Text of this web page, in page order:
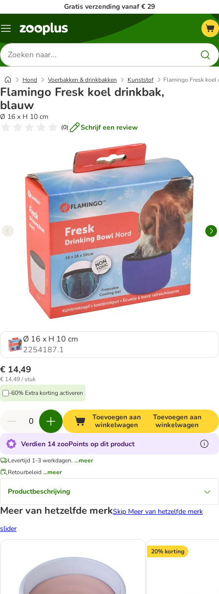
Gratis verzending vanaf € 29
Menu
Zoeken
naar
producten
Hond Voerbakken & drinkbakken Kunststof Flamingo Fresk
Flamingo Fresk koel drinkbak,
blauw
Ø 16 x H 10 cm
(0) Schrijf een review
Ø 16 x H 10 cm
2254187.1
€ 14,49
€ 14,49 / stuk
-60% Extra korting activeren
Toevoegen aan
winkelwagen
Toevoegen aan
winkelwagen
Verdien 14 zooPoints op dit product
Levertijd 1-3 werkdagen. ...meer
Retourbeleid ...meer
Productbeschrijving
Meer van hetzelfde merkSkip Meer van hetzelfde merk
slider
20% korting